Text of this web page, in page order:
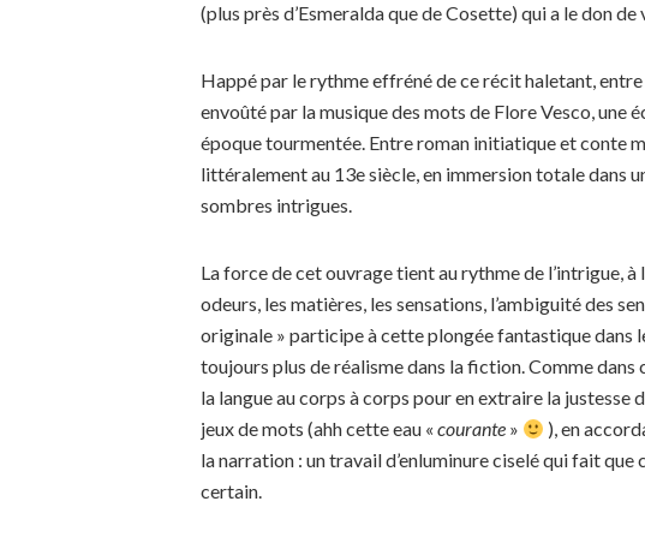
(plus près d’Esmeralda que de Cosette) qui a le don
Happé par le rythme effréné de ce récit haletant,
envoûté par la musique des mots de Flore Vesco,
époque tourmentée. Entre roman initiatique et conte
littéralement au 13e siècle, en immersion totale dans
sombres intrigues.
La force de cet ouvrage tient au rythme de l’intrigue,
odeurs, les matières, les sensations, l’ambiguité des
originale » participe à cette plongée fantastique dans
toujours plus de réalisme dans la fiction. Comme dans
la langue au corps à corps pour en extraire la
jeux de mots (ahh cette eau « courante »
), en
la narration : un travail d’enluminure ciselé qui fait
certain.